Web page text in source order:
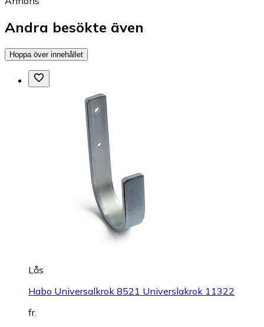
Andra besökte även
Hoppa över innehållet
Lås
Habo Universalkrok 8521 Universlakrok 11322
fr.